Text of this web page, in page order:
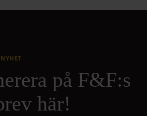
på F&F:s
här!